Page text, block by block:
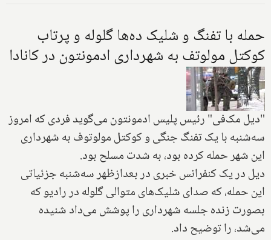
حمله با تفنگ و شلیک ده‌ها گلوله و پرتاب
کوکتل مولوتف به شهرداری ادمونتون در کانادا
"دیل مک‌فی" رئیس پلیس ادمونتون می‌گوید فردی که امروز
سه‌شنبه با یک تفنگ جنگی و کوکتل مولوتوف به شهرداری
این شهر حمله کرده بود، به شدت مسلح بود.
دیل در یک کنفرانس خبری در بعدازظهر سه‌شنبه جزئیاتی
این حمله، که صدای شلیک‌های متوالی گلوله در رادیو که
بصورت زنده جلسه شهرداری را پوشش می‌داد شنیده
می‌شد، را توضیح داد.